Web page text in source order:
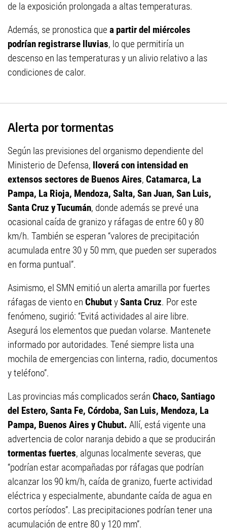
de la exposición prolongada a altas temperaturas.
Además, se pronostica que a partir del miércoles
podrían registrarse lluvias, lo que permitiría un
descenso en las temperaturas y un alivio relativo a las
condiciones de calor.
Alerta por tormentas
Según las previsiones del organismo dependiente del
Ministerio de Defensa, lloverá con intensidad en
extensos sectores de Buenos Aires, Catamarca, La
Pampa, La Rioja, Mendoza, Salta, San Juan, San Luis,
Santa Cruz y Tucumán, donde además se prevé una
ocasional caída de granizo y ráfagas de entre 60 y 80
km/h. También se esperan “valores de precipitación
acumulada entre 30 y 50 mm, que pueden ser superados
en forma puntual”.
Asimismo, el SMN emitió un alerta amarilla por fuertes
ráfagas de viento en ChubutySanta Cruz. Por este
fenómeno, sugirió: “Evitá actividades al aire libre.
Asegurá los elementos que puedan volarse. Mantenete
informado por autoridades. Tené siempre lista una
mochila de emergencias con linterna, radio, documentos
y teléfono”.
Las provincias más complicados serán Chaco, Santiago
del Estero, Santa Fe, Córdoba, San Luis, Mendoza, La
Pampa, Buenos Aires y Chubut. Allí, está vigente una
advertencia de color naranja debido a que se producirán
tormentas fuertes, algunas localmente severas, que
“podrían estar acompañadas por ráfagas que podrían
alcanzar los 90 km/h, caída de granizo, fuerte actividad
eléctrica y especialmente, abundante caída de agua en
cortos períodos”. Las precipitaciones podrían tener una
acumulación de entre 80 y 120 mm”.